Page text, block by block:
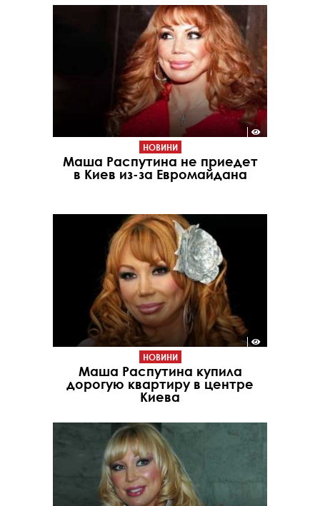
НОВИНИ
Маша Распутина не приедет
в Киев из-за Евромайдана
НОВИНИ
Маша Распутина купила
дорогую квартиру в центре
Киева